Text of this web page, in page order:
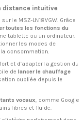
distance intuitive
le MSZ-LN18VGW. Grâce
toutes les fonctions du
tablette ou un ordinateur.
les modes de
consommation.
et d’adapter la gestion du
de lancer le chauffage
oubliée depuis le
vocaux, comme Google
libres et fluide.